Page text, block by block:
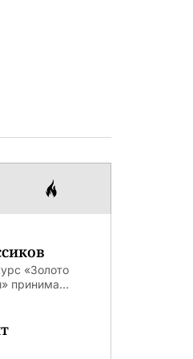
«Золото
принима...